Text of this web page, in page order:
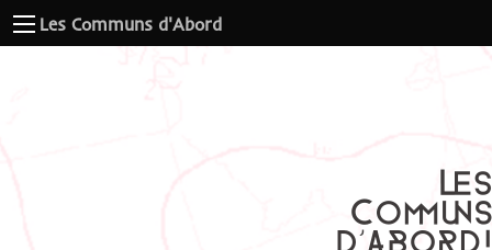
Les Communs d'Abord